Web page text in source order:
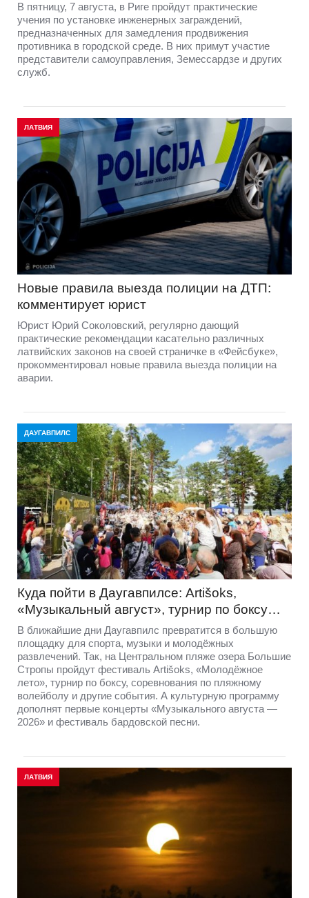
В пятницу, 7 августа, в Риге пройдут практические
учения по установке инженерных заграждений,
предназначенных для замедления продвижения
противника в городской среде. В них примут участие
представители самоуправления, Земессардзе и других
служб.
ЛАТВИЯ
Новые правила выезда полиции на ДТП:
комментирует юрист
Юрист Юрий Соколовский, регулярно дающий
практические рекомендации касательно различных
латвийских законов на своей страничке в «Фейсбуке»,
прокомментировал новые правила выезда полиции на
аварии.
ДАУГАВПИЛС
Куда пойти в Даугавпилсе: Artišoks,
«Музыкальный август», турнир по боксу…
В ближайшие дни Даугавпилс превратится в большую
площадку для спорта, музыки и молодёжных
развлечений. Так, на Центральном пляже озера Большие
Стропы пройдут фестиваль Artišoks, «Молодёжное
лето», турнир по боксу, соревнования по пляжному
волейболу и другие события. А культурную программу
дополнят первые концерты «Музыкального августа —
2026» и фестиваль бардовской песни.
ЛАТВИЯ